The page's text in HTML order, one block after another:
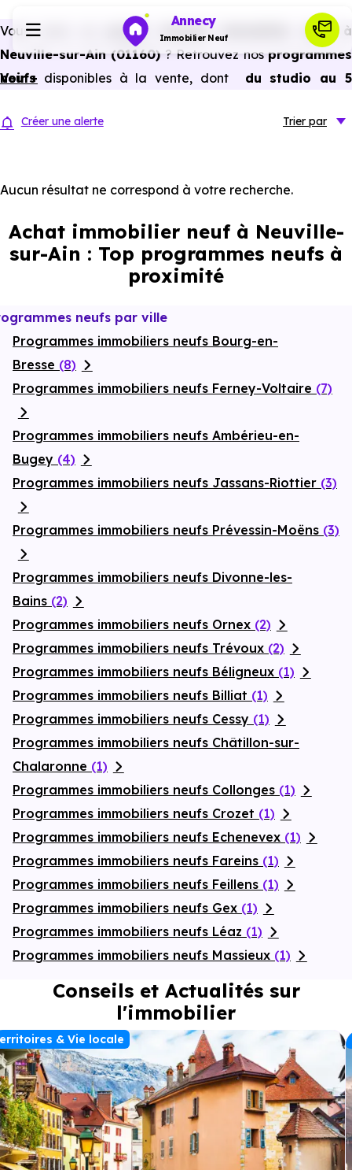
Annecy
Immobilier Neuf
Investir
Actualités
Financer
Vous avez un
projet d’achat immobilier neuf à
Neuville-sur-Ain (01160) ? Retrouvez nos programmes
neufsdisponibles à la vente, dont
du studio au 5
d’agence.
à Neuville-sur-Ain (01160), vous pouvez aussi
dans certains cas, frais de notaire réduits, bonnes
performances énergétiques, garanties constructeur, etc.
Voir +
Créer une alerte Trier par
Aucun résultat ne correspond à votre recherche.
Achat immobilier neuf à Neuville-
sur-Ain : Top programmes neufs à
proximité
neufs par ville
Programmes immobiliers neufs Bourg-en-
Bresse (8)
Programmes immobiliers neufs Ferney-Voltaire (7)
Programmes immobiliers neufs Ambérieu-en-
Bugey (4)
Programmes immobiliers neufs Jassans-Riottier (3)
Programmes immobiliers neufs Prévessin-Moëns (3)
Programmes immobiliers neufs Divonne-les-
Bains (2)
Programmes immobiliers neufs Ornex (2)
Programmes immobiliers neufs Trévoux (2)
Programmes immobiliers neufs Béligneux (1)
Programmes immobiliers neufs Billiat (1)
Programmes immobiliers neufs Cessy (1)
Programmes immobiliers neufs Châtillon-sur-
Chalaronne (1)
Programmes immobiliers neufs Collonges (1)
Programmes immobiliers neufs Crozet (1)
Programmes immobiliers neufs Echenevex (1)
Programmes immobiliers neufs Fareins (1)
Programmes immobiliers neufs Feillens (1)
Programmes immobiliers neufs Gex (1)
Programmes immobiliers neufs Léaz (1)
Programmes immobiliers neufs Massieux (1)
Conseils et Actualités sur
l'immobilier
& Vie locale